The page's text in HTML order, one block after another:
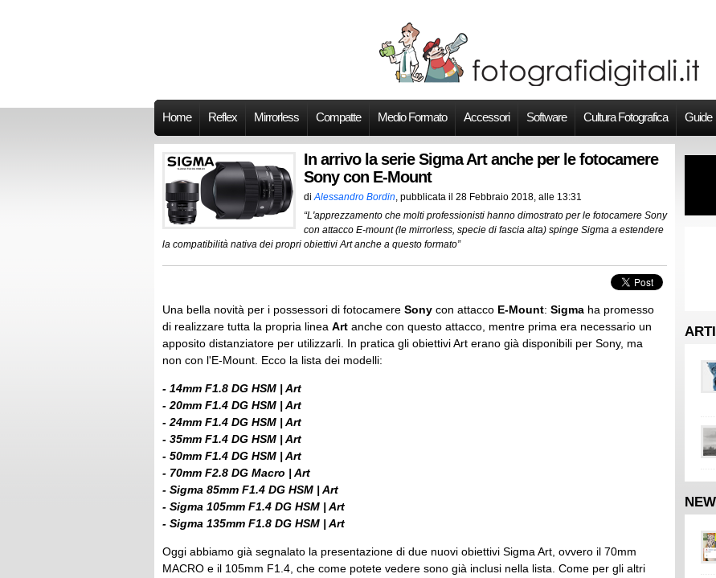
Home Reflex Mirrorless Compatte Medio Formato Accessori Software Cultura Fotografica Guide
In arrivo la serie Sigma Art anche per le fotocamere
Sony con E-Mount
diAlessandro Bordin, pubblicata il 28 Febbraio 2018, alle 13:31
“L'apprezzamento che molti professionisti hanno dimostrato per le fotocamere Sony
con attacco E-mount (le mirrorless, specie di fascia alta) spinge Sigma a estendere
la compatibilità nativa dei propri obiettivi Art anche a questo formato”
Una bella novità per i possessori di fotocamere Sony con attacco E-Mount: Sigma ha promesso
di realizzare tutta la propria linea Art anche con questo attacco, mentre prima era necessario un
apposito distanziatore per utilizzarli. In pratica gli obiettivi Art erano già disponibili per Sony, ma
non con l'E-Mount. Ecco la lista dei modelli:
- 14mm F1.8 DG HSM | Art
- 20mm F1.4 DG HSM | Art
- 24mm F1.4 DG HSM | Art
- 35mm F1.4 DG HSM | Art
- 50mm F1.4 DG HSM | Art
- 70mm F2.8 DG Macro | Art
- Sigma 85mm F1.4 DG HSM | Art
- Sigma 105mm F1.4 DG HSM | Art
- Sigma 135mm F1.8 DG HSM | Art
Oggi abbiamo già segnalato la presentazione di due nuovi obiettivi Sigma Art, ovvero il 70mm
MACRO e il 105mm F1.4, che come potete vedere sono già inclusi nella lista. Come per gli altri